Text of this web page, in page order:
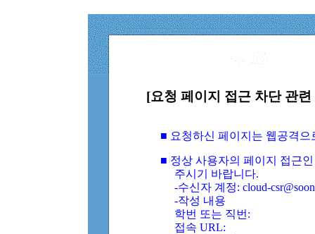
[요청 페이지 접근 차단 관
■ 요청하신 페이지는 웹공격
■ 정상 사용자의 페이지 접근
주시기 바랍니다.
-수신자 계정: cloud-
-작성 내용
학번 또는 직번:
접속 URL: